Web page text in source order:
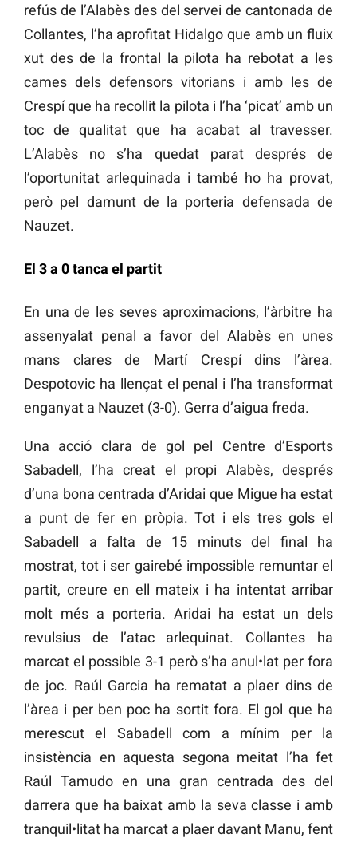
refús de l’Alabès des del servei de cantonada de
Collantes, l’ha aprofitat Hidalgo que amb un fluix
xut des de la frontal la pilota ha rebotat a les
cames dels defensors vitorians i amb les de
Crespí que ha recollit la pilota i l’ha ‘picat’ amb un
toc de qualitat que ha acabat al travesser.
L’Alabès no s’ha quedat parat després de
l’oportunitat arlequinada i també ho ha provat,
però pel damunt de la porteria defensada de
Nauzet.
El 3 a 0 tanca el partit
En una de les seves aproximacions, l’àrbitre ha
assenyalat penal a favor del Alabès en unes
mans clares de Martí Crespí dins l’àrea.
Despotovic ha llençat el penal i l’ha transformat
enganyat a Nauzet (3-0). Gerra d’aigua freda.
Una acció clara de gol pel Centre d’Esports
Sabadell, l’ha creat el propi Alabès, després
d’una bona centrada d’Aridai que Migue ha estat
a punt de fer en pròpia. Tot i els tres gols el
Sabadell a falta de 15 minuts del final ha
mostrat, tot i ser gairebé impossible remuntar el
partit, creure en ell mateix i ha intentat arribar
molt més a porteria. Aridai ha estat un dels
revulsius de l’atac arlequinat. Collantes ha
marcat el possible 3-1 però s’ha anul•lat per fora
de joc. Raúl Garcia ha rematat a plaer dins de
l’àrea i per ben poc ha sortit fora. El gol que ha
merescut el Sabadell com a mínim per la
insistència en aquesta segona meitat l’ha fet
Raúl Tamudo en una gran centrada des del
darrera que ha baixat amb la seva classe i amb
tranquil•litat ha marcat a plaer davant Manu, fent